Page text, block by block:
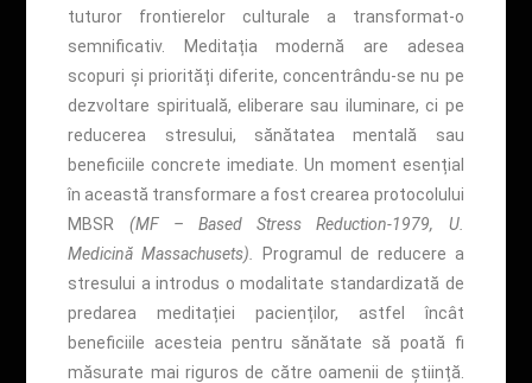
tuturor frontierelor culturale a transformat-o
semnificativ. Meditația modernă are adesea
scopuri și priorități diferite, concentrându-se nu pe
dezvoltare spirituală, eliberare sau iluminare, ci pe
reducerea stresului, sănătatea mentală sau
beneficiile concrete imediate. Un moment esențial
în această transformare a fost crearea protocolului
MBSR (MF – Based Stress Reduction-1979, U.
Medicină Massachusets).
Programul de reducere a
stresului a introdus o modalitate standardizată de
predarea meditației pacienților, astfel încât
beneficiile acesteia pentru sănătate să poată fi
măsurate mai riguros de către oamenii de știință.